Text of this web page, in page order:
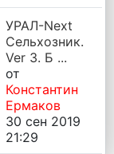
УРАЛ-Next
Сельхозник.
Ver 3. Б ...
от
Константин
Ермаков
30 сен 2019
21:29